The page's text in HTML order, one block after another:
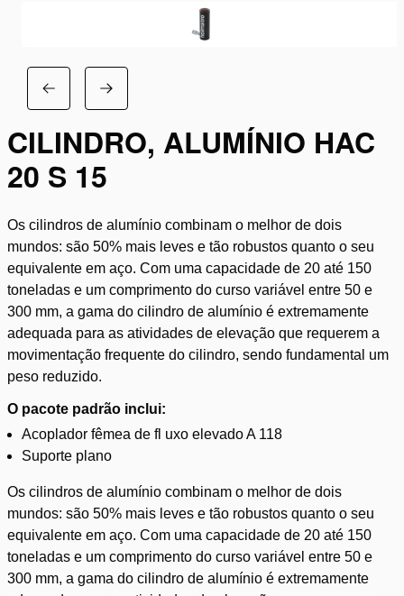
CILINDRO, ALUMÍNIO HAC
20 S 15
Os cilindros de alumínio combinam o melhor de dois
mundos: são 50% mais leves e tão robustos quanto o seu
equivalente em aço. Com uma capacidade de 20 até 150
toneladas e um comprimento do curso variável entre 50 e
300 mm, a gama do cilindro de alumínio é extremamente
adequada para as atividades de elevação que requerem a
movimentação frequente do cilindro, sendo fundamental um
peso reduzido.
O pacote padrão inclui:
Acoplador fêmea de fl uxo elevado A 118
Suporte plano
Os cilindros de alumínio combinam o melhor de dois
mundos: são 50% mais leves e tão robustos quanto o seu
equivalente em aço. Com uma capacidade de 20 até 150
toneladas e um comprimento do curso variável entre 50 e
300 mm, a gama do cilindro de alumínio é extremamente